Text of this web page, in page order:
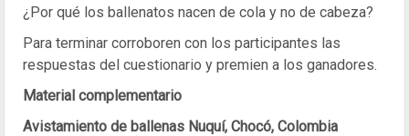
¿Por qué los ballenatos nacen de cola y no de cabeza?
Para terminar corroboren con los participantes las
respuestas del cuestionario y premien a los ganadores.
Material complementario
Avistamiento de ballenas Nuquí, Chocó, Colombia